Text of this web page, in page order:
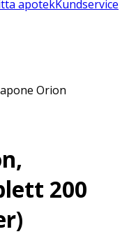
apotekKundservice
Orion
200